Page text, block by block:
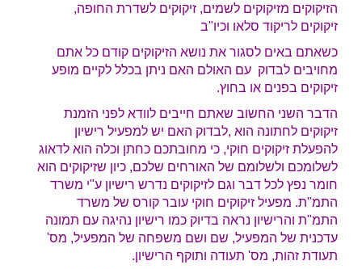
הזיקוקים מזיקוקים לשמים, זיקוקים לשדרת החופה,
זיקוקים לריקוד סלאו וכיו"ב
כשאתם באים לסגור את נושא הזיקוקים קודם כל אתם
מחויבים לבדוק עם האולם האם ניתן בכלל לקיים מופע
זיקוקים בפנים או בחוץ.
הדבר השני החשוב שאתם חייבים לוודא לפני הזמנת
זיקוקים לחתונה הוא ,לבדוק האם יש למפעיל רישיון
להפעלת זיקוקים חוקי, כי מחובתכם כחתן וכלה הוא לדאוג
לשלומכם ולשלומם של האורחים שלכם, כיון שזיקוקים הוא
חומר נפץ לכל דבר וגם לזיקוקים נדרש רישיון ע"י משרד
התמ"ת. מפעיל זיקוקים חוקי עובר קורס של משרד
התמ"ת והרישיון נראה בדיוק כמו רישיון נהיגה עם תמונה
עדכנית של המפעיל, שם ושם משפחה של המפעיל, מס'
תעודת זהות, מס' תעודה ותוקף הרישיון.